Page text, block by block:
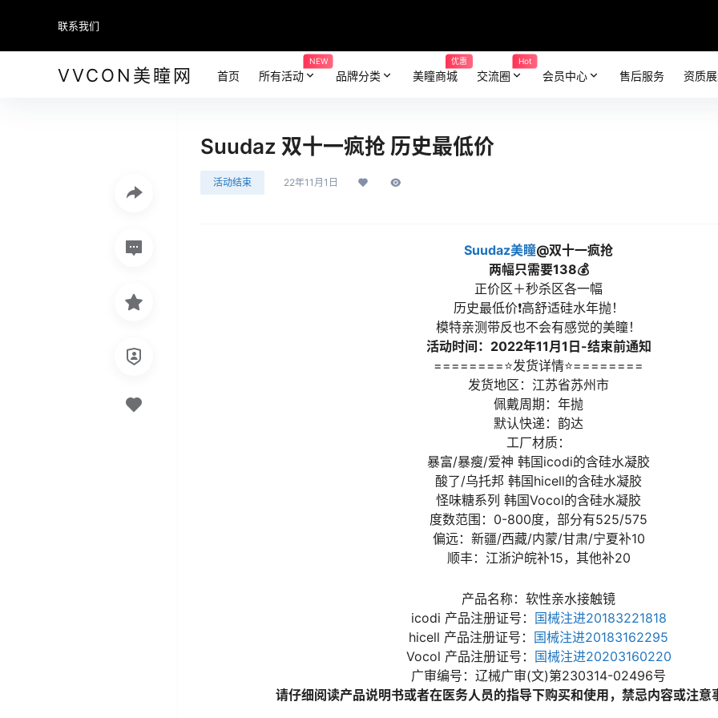
联系我们
VVCON美瞳网 首页 所有活动
NEW
品牌分类 美瞳商城
优惠
交流圈
Hot
会员中心 售后服务 资质
Suudaz 双十一疯抢 历史最低价
活动结束 22年11月1日
Suudaz美瞳@双十一疯抢
两幅只需要138💰
正价区＋秒杀区各一幅
历史最低价❗高舒适硅水年抛！
模特亲测带反也不会有感觉的美瞳！
活动时间：2022年11月1日-结束前通知
========⭐发货详情⭐========
发货地区：江苏省苏州市
佩戴周期：年抛
默认快递：韵达
工厂材质：
暴富/暴瘦/爱神 韩国icodi的含硅水凝胶
酸了/乌托邦 韩国hicell的含硅水凝胶
怪味糖系列 韩国Vocol的含硅水凝胶
度数范围：0-800度，部分有525/575
偏远：新疆/西藏/内蒙/甘肃/宁夏补10
顺丰：江浙沪皖补15，其他补20
产品名称：软性亲水接触镜
icodi 产品注册证号：
国械注进20183221818
hicell 产品注册证号： 国械注进20183162295
Vocol 产品注册证号：
国械注进20203160220
广审编号：辽械广审(文)第230314-02496号
请仔细阅读产品说明书或者在医务人员的指导下购买和使用，禁忌内容或注意